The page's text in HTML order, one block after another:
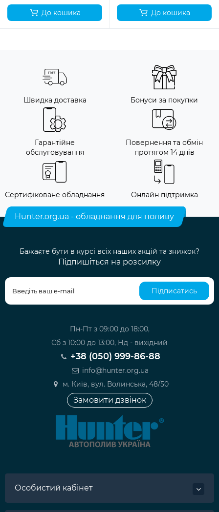
До кошика До кошика
Швидка доставка Бонуси за покупки
Гарантійне
обслуговування
Повернення та обмін
протягом 14 днів
Сертифіковане обладнання Онлайн підтримка
Hunter.org.ua - обладнання для поливу
Бажаєте бути в курсі всіх наших акцій та знижок?
Підпишіться на розсилку
Підписатись
Пн-Пт з 09:00 до 18:00,
Сб з 10:00 до 13:00, Нд - вихідний
+38 (050) 999-86-88
info@hunter.org.ua
м. Київ, вул. Волинська, 48/50
Замовити дзвінок
Особистий кабінет